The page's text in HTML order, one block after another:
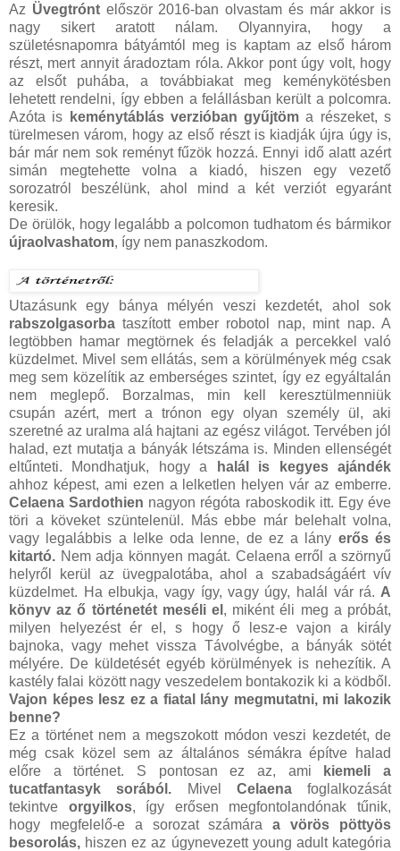
Az Üvegtrónt először 2016-ban olvastam és már akkor is
nagy sikert aratott nálam. Olyannyira, hogy a
születésnapomra bátyámtól meg is kaptam az első három
részt, mert annyit áradoztam róla. Akkor pont úgy volt, hogy
az elsőt puhába, a továbbiakat meg keménykötésben
lehetett rendelni, így ebben a felállásban került a polcomra.
Azóta is keménytáblás verzióban gyűjtöm a részeket, s
türelmesen várom, hogy az első részt is kiadják újra úgy is,
bár már nem sok reményt fűzök hozzá. Ennyi idő alatt azért
simán megtehette volna a kiadó, hiszen egy vezető
sorozatról beszélünk, ahol mind a két verziót egyaránt
keresik.
De örülök, hogy legalább a polcomon tudhatom és bármikor
újraolvashatom, így nem panaszkodom.
Utazásunk egy bánya mélyén veszi kezdetét, ahol sok
rabszolgasorbataszított ember robotol nap, mint nap. A
legtöbben hamar megtörnek és feladják a percekkel való
küzdelmet. Mivel sem ellátás, sem a körülmények még csak
meg sem közelítik az emberséges szintet, így ez egyáltalán
nem meglepő. Borzalmas, min kell keresztülmenniük
csupán azért, mert a trónon egy olyan személy ül, aki
szeretné az uralma alá hajtani az egész világot. Tervében jól
halad, ezt mutatja a bányák létszáma is. Minden ellenségét
eltűnteti. Mondhatjuk, hogy a halál is kegyes ajándék
ahhoz képest, ami ezen a lelketlen helyen vár az emberre.
Celaena Sardothien nagyon régóta raboskodik itt. Egy éve
töri a köveket szüntelenül. Más ebbe már belehalt volna,
vagy legalábbis a lelke oda lenne, de ez a lány erős és
kitartó. Nem adja könnyen magát. Celaena erről a szörnyű
helyről kerül az üvegpalotába, ahol a szabadságáért vív
küzdelmet. Ha elbukja, vagy így, vagy úgy, halál vár rá. A
könyv az ő történetét meséli el , miként éli meg a próbát,
milyen helyezést ér el, s hogy ő lesz-e vajon a király
bajnoka, vagy mehet vissza Távolvégbe, a bányák sötét
mélyére. De küldetését egyéb körülmények is nehezítik. A
kastély falai között nagy veszedelem bontakozik ki a ködből.
Vajon képes lesz ez a fiatal lány megmutatni, mi lakozik
benne?
Ez a történet nem a megszokott módon veszi kezdetét, de
még csak közel sem az általános sémákra építve halad
előre a történet. S pontosan ez az, ami kiemeli a
tucatfantasyk sorából. Mivel Celaena foglalkozását
tekintve orgyilkos, így erősen megfontolandónak tűnik,
hogy megfelelő-e a sorozat számáraa vörös pöttyös
besorolás, hiszen ez az úgynevezett young adult kategória